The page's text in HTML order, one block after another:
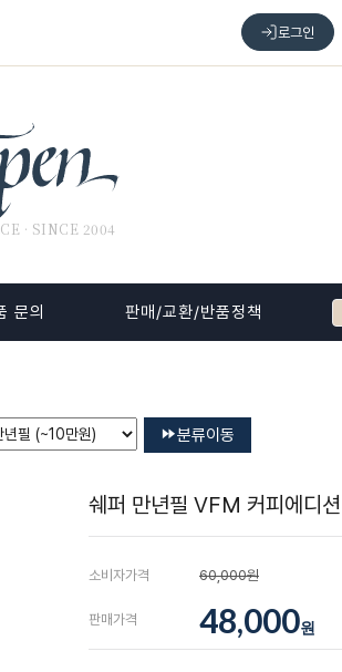
로그인
· SINCE 2004
문의 판매/교환/반품정책
분류이동
쉐퍼 만년필 VFM 커피에디션
소비자가격 60,000원
판매가격 48,000원